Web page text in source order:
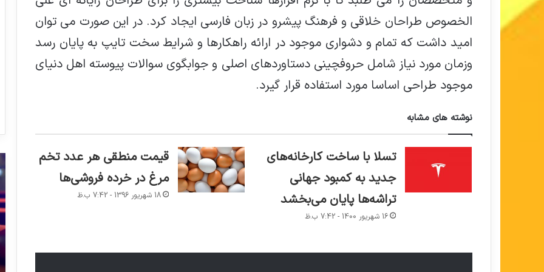
الخصوص طراحان خلاقی و فرهنگ پیشرو در زبان فارسی ایجاد کرد. در این صورت می توان
امید داشت که تمام و دشواری موجود در ارائه راهکارها و شرایط سخت تایپ به پایان رسد
وزمان مورد نیاز شامل حروفچینی دستاوردهای اصلی و جوابگوی سوالات پیوسته اهل دنیای
موجود طراحی اساسا مورد استفاده قرار گیرد.
نوشته های مشابه
تسلا با ساخت کارخانه‌های
جدید به کمبود جهانی
تراشه‌ها پایان می‌بخشد
16 شهریور 1400 - 7:42 ب.ظ
قیمت منطقی هر عدد تخم
مرغ در خرده فروشی‌ها
18 شهریور 1396 - 7:42 ب.ظ
22 کار حیاتی که زمستان‌ها پیش از سفر با
اسامی
آثار
حاضر
اسامی آثار حاضر در آخرین جشنواره فیلم فجر فردا
از
تا